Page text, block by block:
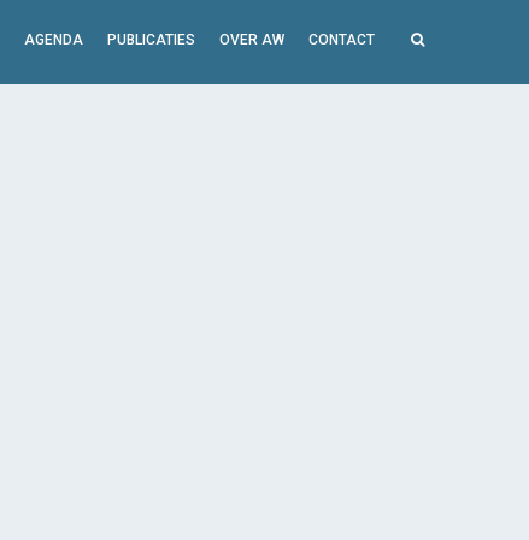
AGENDA PUBLICATIES OVER AW CONTACT